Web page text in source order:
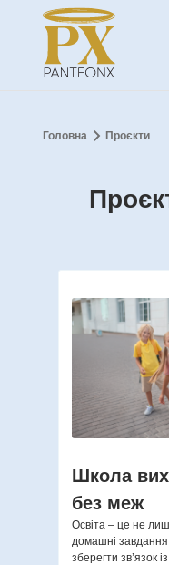
Головна Проєкти
Школа
без меж
Освіта – це не
домашні
зберегти зв’язок